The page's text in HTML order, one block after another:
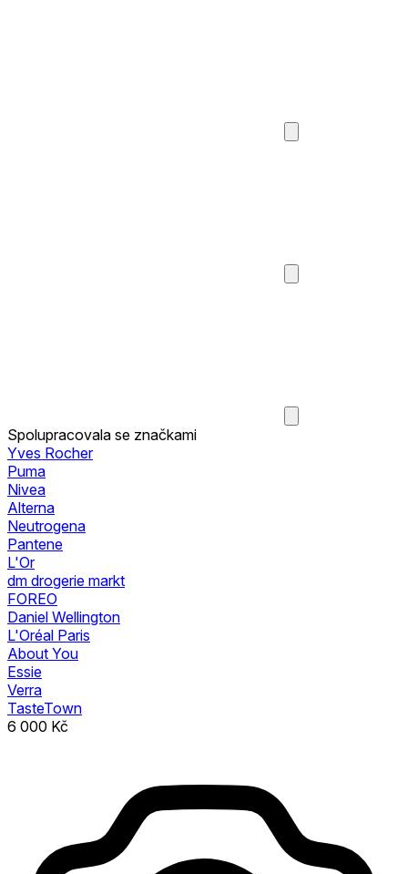
Spolupracovala se značkami
Yves Rocher
Puma
Nivea
Alterna
Neutrogena
Pantene
L'Or
dm drogerie markt
FOREO
Daniel Wellington
L'Oréal Paris
About You
Essie
Verra
TasteTown
6 000 Kč